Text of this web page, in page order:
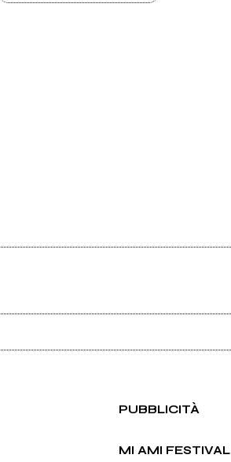
PUBBLICITÀ
MI AMI FESTIVAL